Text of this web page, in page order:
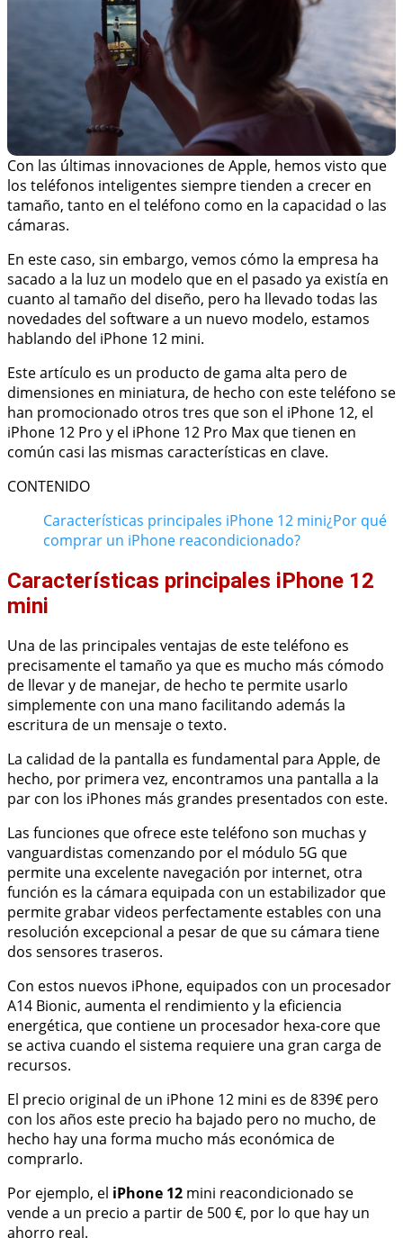
Con las últimas innovaciones de Apple, hemos visto que
los teléfonos inteligentes siempre tienden a crecer en
tamaño, tanto en el teléfono como en la capacidad o las
cámaras.
En este caso, sin embargo, vemos cómo la empresa ha
sacado a la luz un modelo que en el pasado ya existía en
cuanto al tamaño del diseño, pero ha llevado todas las
novedades del software a un nuevo modelo, estamos
hablando del iPhone 12 mini.
Este artículo es un producto de gama alta pero de
dimensiones en miniatura, de hecho con este teléfono se
han promocionado otros tres que son el iPhone 12, el
iPhone 12 Pro y el iPhone 12 Pro Max que tienen en
común casi las mismas características en clave.
CONTENIDO
Características principales iPhone 12 mini¿Por qué
comprar un iPhone reacondicionado?
Características principales iPhone 12
mini
Una de las principales ventajas de este teléfono es
precisamente el tamaño ya que es mucho más cómodo
de llevar y de manejar, de hecho te permite usarlo
simplemente con una mano facilitando además la
escritura de un mensaje o texto.
La calidad de la pantalla es fundamental para Apple, de
hecho, por primera vez, encontramos una pantalla a la
par con los iPhones más grandes presentados con este.
Las funciones que ofrece este teléfono son muchas y
vanguardistas comenzando por el módulo 5G que
permite una excelente navegación por internet, otra
función es la cámara equipada con un estabilizador que
permite grabar videos perfectamente estables con una
resolución excepcional a pesar de que su cámara tiene
dos sensores traseros.
Con estos nuevos iPhone, equipados con un procesador
A14 Bionic, aumenta el rendimiento y la eficiencia
energética, que contiene un procesador hexa-core que
se activa cuando el sistema requiere una gran carga de
recursos.
El precio original de un iPhone 12 mini es de 839€ pero
con los años este precio ha bajado pero no mucho, de
hecho hay una forma mucho más económica de
comprarlo.
Por ejemplo, el iPhone 12 mini reacondicionado se
vende a un precio a partir de 500 €, por lo que hay un
ahorro real.